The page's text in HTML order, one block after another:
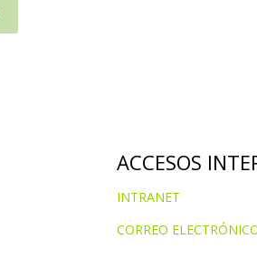
ACCESOS
INTRANET
CORREO